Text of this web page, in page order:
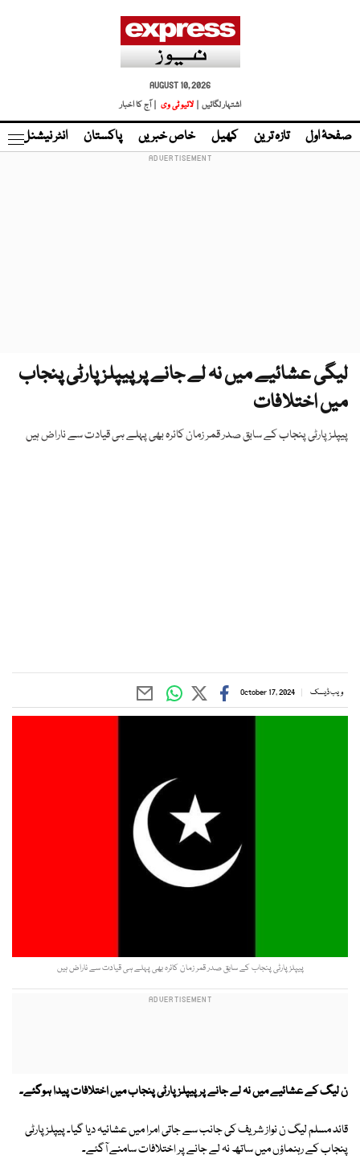
AUGUST 10, 2026
اشتہار لگائیں |
لائیو ٹی وی | آج کا اخبار
صفحۂ اول تازہ ترین کھیل خاص خبریں پاکستان انٹر نیشنل
لیگی عشائیے میں نہ لے جانے پر پیپلز پارٹی پنجاب
میں اختلافات
پیپلز پارٹی پنجاب کے سابق صدر قمر زمان کائرہ بھی پہلے ہی قیادت سے ناراض ہیں
ویب ڈیسک October 17, 2024
پیپلز پارٹی پنجاب کے سابق صدر قمر زمان کائرہ بھی پہلے ہی قیادت سے ناراض ہیں
ن لیگ کے عشائیے میں نہ لے جانے پر پیپلز پارٹی پنجاب میں اختلافات پیدا ہوگئے۔
قائد مسلم لیگ ن نواز شریف کی جانب سے جاتی امرا میں عشائیہ دیا گیا۔ پیپلز پارٹی
پنجاب کے رہنماؤں میں ساتھ نہ لے جانے پر اختلافات سامنے آگئے۔